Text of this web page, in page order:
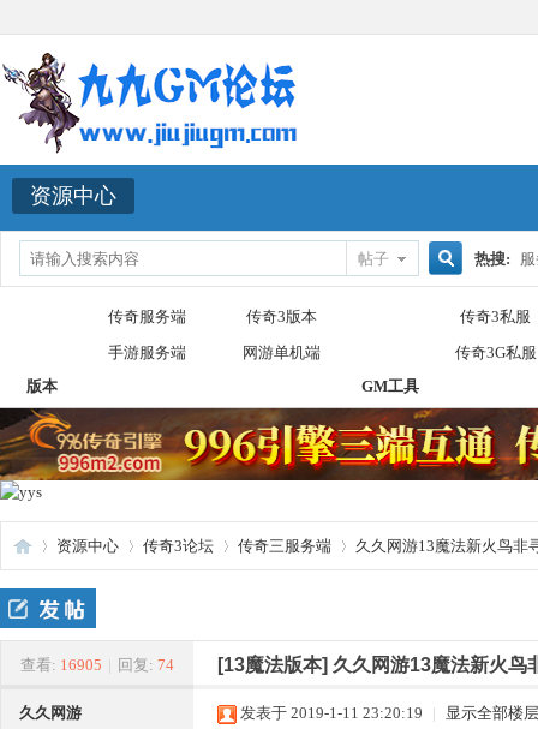
资源中心
帖子
热搜:
版本
传奇服务端
传奇3版本
手游服务端
网游单机端
GM工具
传奇3私服
传奇3G私服
资源中心 传奇3论坛 传奇三服务端 久久网游13魔法新火鸟非
查看: 16905 | 回复: 74 [13魔法版本] 久久网游13魔法新火鸟
久久网游 发表于 2019-1-11 23:20:19 | 显示全部楼层